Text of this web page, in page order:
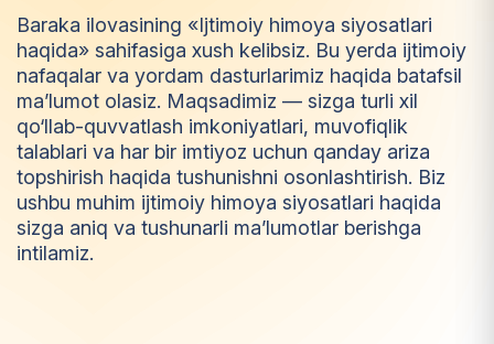
Baraka ilovasining «Ijtimoiy himoya siyosatlari
haqida» sahifasiga xush kelibsiz. Bu yerda ijtimoiy
nafaqalar va yordam dasturlarimiz haqida batafsil
ma’lumot olasiz. Maqsadimiz — sizga turli xil
qo‘llab-quvvatlash imkoniyatlari, muvofiqlik
talablari va har bir imtiyoz uchun qanday ariza
topshirish haqida tushunishni osonlashtirish. Biz
ushbu muhim ijtimoiy himoya siyosatlari haqida
sizga aniq va tushunarli ma’lumotlar berishga
intilamiz.